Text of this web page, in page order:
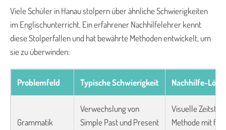
Viele Schüler in Hanau stolpern über ähnliche Schwierigkeiten
im Englischunterricht. Ein erfahrener Nachhilfelehrer kennt
diese Stolperfallen und hat bewährte Methoden entwickelt, um
sie zu überwinden:
Problemfeld Typische Schwierigkeit Nachhilfe-
Grammatik
Verwechslung von
Simple Past und Present
Visuelle
Methode mit